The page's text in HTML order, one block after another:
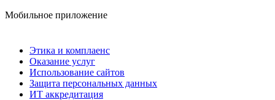
Мобильное приложение
Этика и комплаенс
Оказание услуг
Использование сайтов
Защита персональных данных
ИТ аккредитация